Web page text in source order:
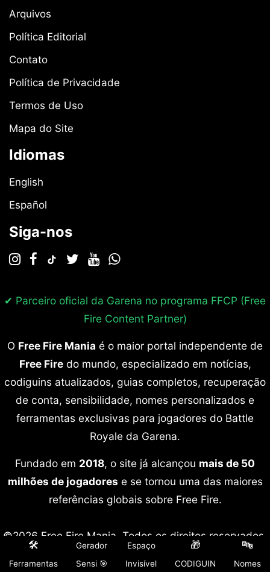
Arquivos
Política Editorial
Contato
Política de Privacidade
Termos de Uso
Mapa do Site
Idiomas
English
Español
Siga-nos
✔ Parceiro oficial da Garena no programa FFCP (Free
Fire Content Partner)
O Free Fire Mania é o maior portal independente de
Free Firedo mundo, especializado em notícias,
codiguins atualizados, guias completos, recuperação
de conta, sensibilidade, nomes personalizados e
ferramentas exclusivas para jogadores do Battle
Royale da Garena.
Fundado em 2018, o site já alcançou mais de 50
milhões de jogadores e se tornou uma das maiores
referências globais sobre Free Fire.
©2026 Free Fire Mania. Todos os direitos reservados.
O Free Fire Mania é parceiro oficial da Garena por
🛠️
Ferramentas
Gerador
Sensi 🎯
Espaço
Invisível
🎁
CODIGUIN
🔤
Nomes